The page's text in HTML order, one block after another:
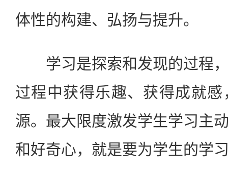
体性的构建、弘扬与提升。
学习是探索和发现的过程，
过程中获得乐趣、获得成就
源。最大限度激发学生学习主
和好奇心，就是要为学生的学